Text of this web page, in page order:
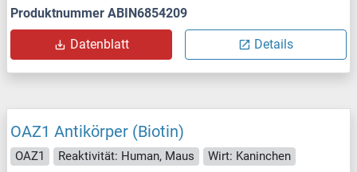
Produktnummer ABIN6854209
Datenblatt Details
OAZ1 Antikörper (Biotin)
OAZ1 Reaktivität: Human, Maus
Wirt: Kaninchen